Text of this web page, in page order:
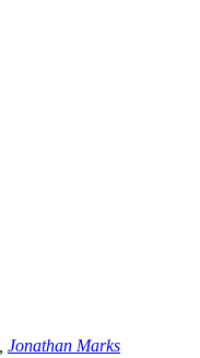
Jonathan Marks